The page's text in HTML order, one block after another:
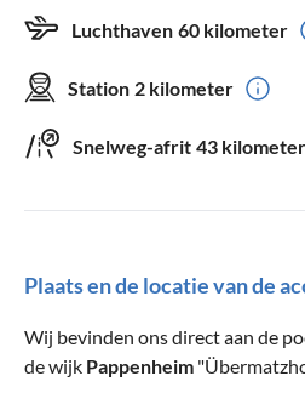
Luchthaven 60 kilometer
Station 2 kilometer
Snelweg-afrit 43 kilometer
Plaats en de locatie van de
Wij bevinden ons direct aan de
de wijk Pappenheim